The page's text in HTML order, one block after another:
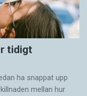
tidigt
ha snappat upp
mellan hur